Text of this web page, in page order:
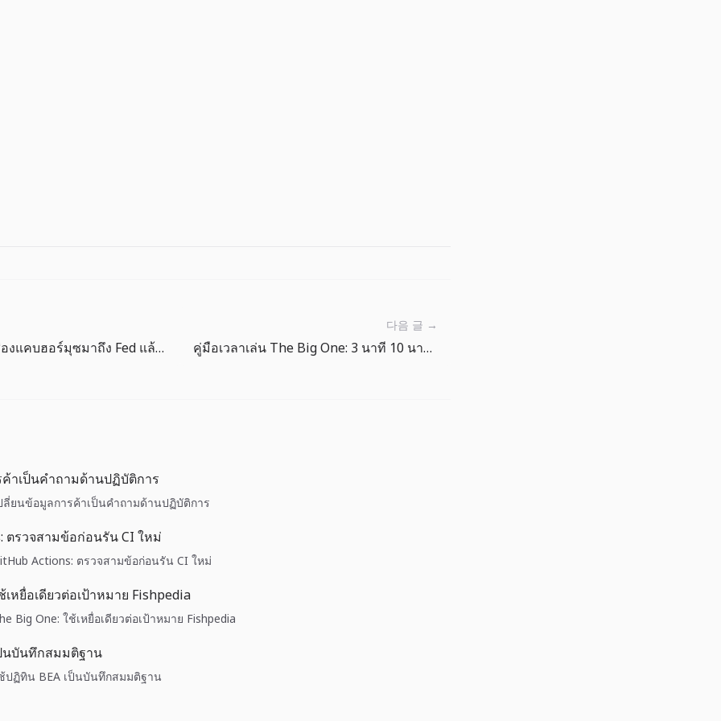
แรงกระแทกช่องแคบฮอร์มุซมาถึง Fed แล้ว: ดูกระแสเงินสดก่อนราคาน้ำมัน
다음 글 →
คู่มือเวลาเล่น The Big One: 3 นาที 10 นาที หรือเล่นยาว
าเป็นคำถามด้านปฏิบัติการ
ลี่ยนข้อมูลการค้าเป็นคำถามด้านปฏิบัติการ
ตรวจสามข้อก่อนรัน CI ใหม่
Actions: ตรวจสามข้อก่อนรัน CI ใหม่
เหยื่อเดียวต่อเป้าหมาย Fishpedia
Big One: ใช้เหยื่อเดียวต่อเป้าหมาย Fishpedia
นบันทึกสมมติฐาน
ปฏิทิน BEA เป็นบันทึกสมมติฐาน